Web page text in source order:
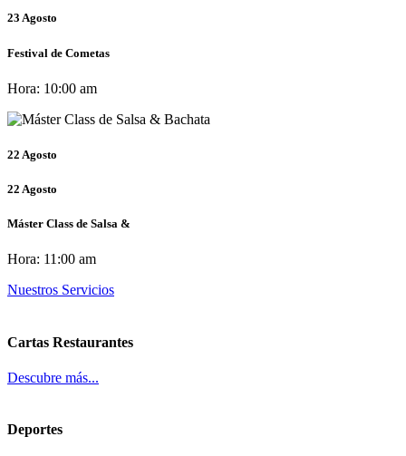
23 Agosto
Festival de Cometas
Hora: 10:00 am
22 Agosto
22 Agosto
Máster Class de Salsa &
Hora: 11:00 am
Nuestros Servicios
Cartas Restaurantes
Descubre más...
Deportes